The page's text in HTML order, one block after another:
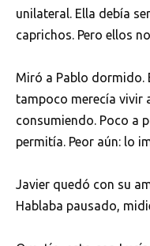
unilateral. Ella debía
caprichos. Pero ellos
Miró a Pablo dormido.
tampoco merecía vivir
consumiendo. Poco a
permitía. Peor aún: lo
Javier quedó con su
Hablaba pausado,